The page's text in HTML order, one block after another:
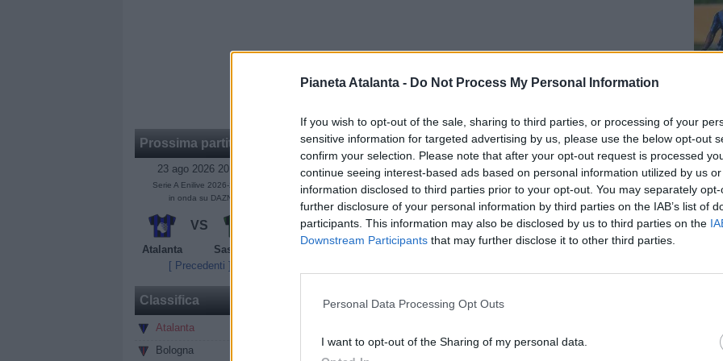
Pianeta Atalanta - Do Not Process My Personal Information
If you wish to opt-out of the sale, sharing to third parties, or processing of your
sensitive information for targeted advertising by us, please use the below opt-out
confirm your selection. Please note that after your opt-out request is processed
continue seeing interest-based ads based on personal information utilized by us
information disclosed to third parties prior to your opt-out. You may separately
further disclosure of your personal information by third parties on the IAB’s list of
participants. This information may also be disclosed by us to third parties on the
Downstream Participants that may further disclose it to other third parties.
Personal Data Processing Opt Outs
I want to opt-out of the Sharing of my personal data.
Prossima partita
23 ago 2026 20:45
Serie A Enilive 2026-2027
in onda su DAZN
VS
Atalanta
Sassuolo
[ Precedenti ]
Classifica
Atalanta
Bologna